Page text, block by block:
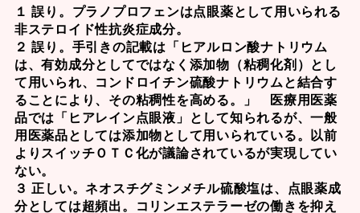
１ 誤り。 プラノプロフェンは点眼薬として用いられる
非ステロイド性抗炎症成分。
２ 誤り。手引きの記載は「 ヒアルロン酸ナトリウム
は、有効成分としてではなく添加物（粘稠化剤）とし
て用いられ、コンドロイチン硫酸ナトリウムと結合す
ることにより、その粘稠性を高める。」 医療用医薬
品では「ヒアレイン点眼液」として知られるが、一般
用医薬品としては添加物として用いられている。以前
よりスイッチＯＴＣ化が議論されているが実現してい
ない。
３ 正しい。ネオスチグミンメチル硫酸塩は、点眼薬成
分としては超頻出。コリンエステラーゼの働きを抑え